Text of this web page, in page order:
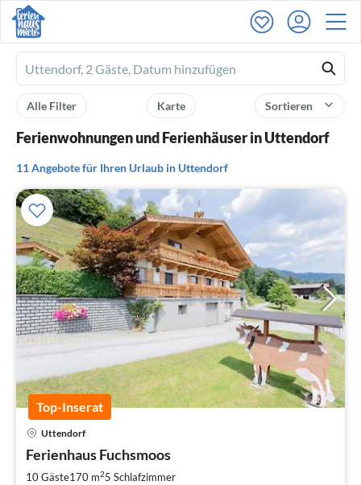
Ferienhausmiete
logo
Sortieren
Karte
Alle Filter
Ferienwohnungen und Ferienhäuser in Uttendorf
11 Angebote für Ihren Urlaub in Uttendorf
Top-Inserat
Uttendorf
Ferienhaus Fuchsmoos
10 Gäste170 m25 Schlafzimmer